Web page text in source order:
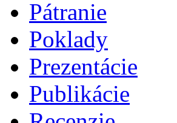
Pátranie
Poklady
Prezentácie
Publikácie